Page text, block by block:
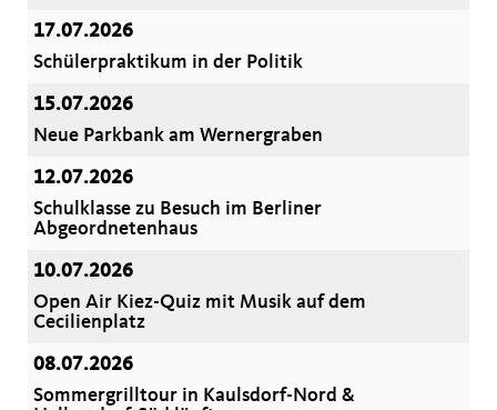
17.07.2026
Schülerpraktikum in der Politik
15.07.2026
Neue Parkbank am Wernergraben
12.07.2026
Schulklasse zu Besuch im Berliner
Abgeordnetenhaus
10.07.2026
Open Air Kiez-Quiz mit Musik auf dem
Cecilienplatz
08.07.2026
Sommergrilltour in Kaulsdorf-Nord &